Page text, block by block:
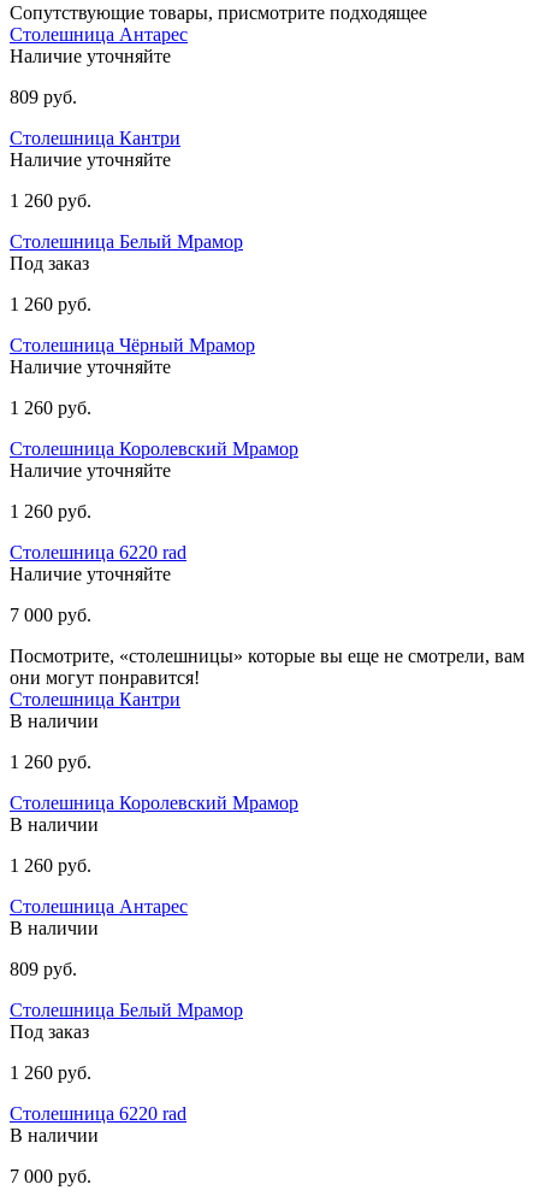
Сопутствующие товары, присмотрите подходящее
Столешница Антарес
Наличие уточняйте
809 руб.
Столешница Кантри
Наличие уточняйте
1 260 руб.
Столешница Белый Мрамор
Под заказ
1 260 руб.
Столешница Чёрный Мрамор
Наличие уточняйте
1 260 руб.
Столешница Королевский Мрамор
Наличие уточняйте
1 260 руб.
Столешница 6220 rad
Наличие уточняйте
7 000 руб.
Посмотрите, «столешницы» которые вы еще не смотрели, вам
они могут понравится!
Столешница Кантри
В наличии
1 260 руб.
Столешница Королевский Мрамор
В наличии
1 260 руб.
Столешница Антарес
В наличии
809 руб.
Столешница Белый Мрамор
Под заказ
1 260 руб.
Столешница 6220 rad
В наличии
7 000 руб.